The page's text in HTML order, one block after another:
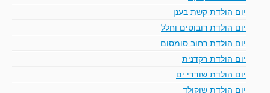
יום הולדת קשת בענן
יום הולדת רובוטים וחלל
יום הולדת רחוב סומסום
יום הולדת רקדנית
יום הולדת שודדי ים
יום הולדת שוקולד